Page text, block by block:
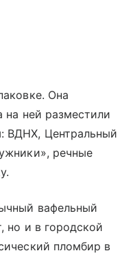
Она
на ней разместили
ВДНХ, Центральный
речные
вафельный
но и в городской
пломбир в